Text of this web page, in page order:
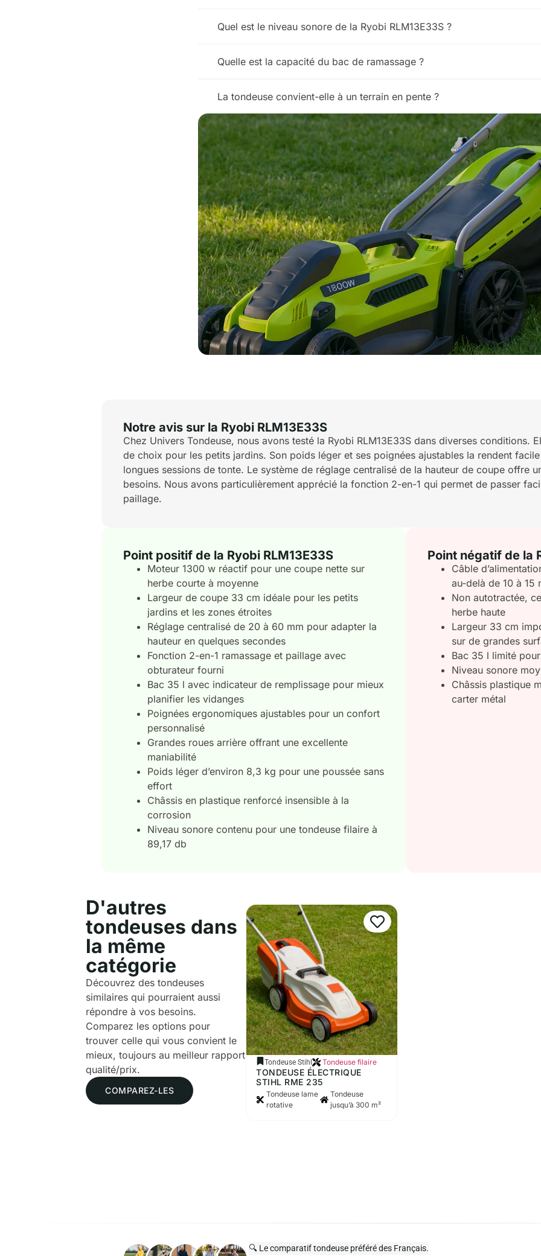
Quel est le niveau sonore de la Ryobi RLM13E33S ?
Quelle est la capacité du bac de ramassage ?
La tondeuse convient-elle à un terrain en pente ?
Notre avis sur la Ryobi RLM13E33S
Chez Univers Tondeuse, nous avons testé la Ryobi RLM13E33S dans diverses conditions.
de choix pour les petits jardins. Son poids léger et ses poignées ajustables la rendent
longues sessions de tonte. Le système de réglage centralisé de la hauteur de coupe offre
besoins. Nous avons particulièrement apprécié la fonction 2-en-1 qui permet de passer
paillage.
Point positif de la Ryobi RLM13E33S
Moteur 1300 w réactif pour une coupe nette sur
herbe courte à moyenne
Largeur de coupe 33 cm idéale pour les petits
jardins et les zones étroites
Réglage centralisé de 20 à 60 mm pour adapter la
hauteur en quelques secondes
Fonction 2-en-1 ramassage et paillage avec
obturateur fourni
Bac 35 l avec indicateur de remplissage pour mieux
planifier les vidanges
Poignées ergonomiques ajustables pour un confort
personnalisé
Grandes roues arrière offrant une excellente
maniabilité
Poids léger d’environ 8,3 kg pour une poussée sans
effort
Châssis en plastique renforcé insensible à la
corrosion
Niveau sonore contenu pour une tondeuse filaire à
89,17 db
Point négatif de la
Câble
au-delà de 10 à 15
Non autotractée,
herbe haute
Largeur 33 cm
sur de grandes
Bac 35 l limité
Niveau sonore
Châssis plastique
carter métal
D'autres
tondeuses dans
la même
catégorie
Découvrez des tondeuses
similaires qui pourraient aussi
répondre à vos besoins.
Comparez les options pour
trouver celle qui vous convient le
mieux, toujours au meilleur rapport
qualité/prix.
COMPAREZ-LES
Tondeuse Stihl Tondeuse filaire
TONDEUSE ÉLECTRIQUE
STIHL RME 235
Tondeuse lame
rotative
Tondeuse
jusqu’à 300 m²
🔍 Le comparatif tondeuse préféré des Français.